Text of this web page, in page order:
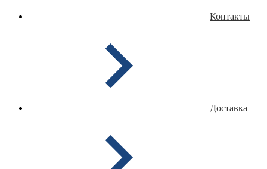
Контакты
Доставка